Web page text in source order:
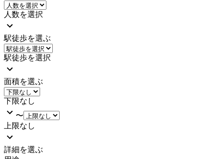
人数を選択
駅徒歩を選ぶ
駅徒歩を選択
面積を選ぶ
下限なし
〜
上限なし
詳細を選ぶ